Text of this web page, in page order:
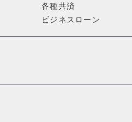
各種共済
ビジネスローン